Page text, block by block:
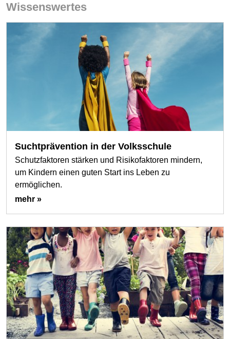
Wissenswertes
Suchtprävention in der Volksschule
Schutzfaktoren stärken und Risikofaktoren mindern,
um Kindern einen guten Start ins Leben zu
ermöglichen.
mehr »